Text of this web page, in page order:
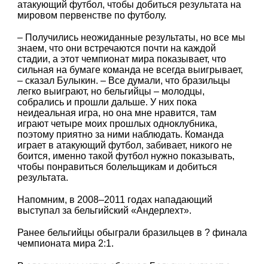
атакующий футбол, чтобы добиться результата на
мировом первенстве по футболу.
– Получились неожиданные результаты, но все мы
знаем, что они встречаются почти на каждой
стадии, а этот чемпионат мира показывает, что
сильная на бумаге команда не всегда выигрывает,
– сказал Булыкин. – Все думали, что бразильцы
легко выиграют, но бельгийцы – молодцы,
собрались и прошли дальше. У них пока
неидеальная игра, но она мне нравится, там
играют четыре моих прошлых одноклубника,
поэтому приятно за ними наблюдать. Команда
играет в атакующий футбол, забивает, никого не
боится, именно такой футбол нужно показывать,
чтобы понравиться болельщикам и добиться
результата.
Напомним, в 2008–2011 годах нападающий
выступал за бельгийский «Андерлехт».
Ранее бельгийцы обыграли бразильцев в ? финала
чемпионата мира 2:1.